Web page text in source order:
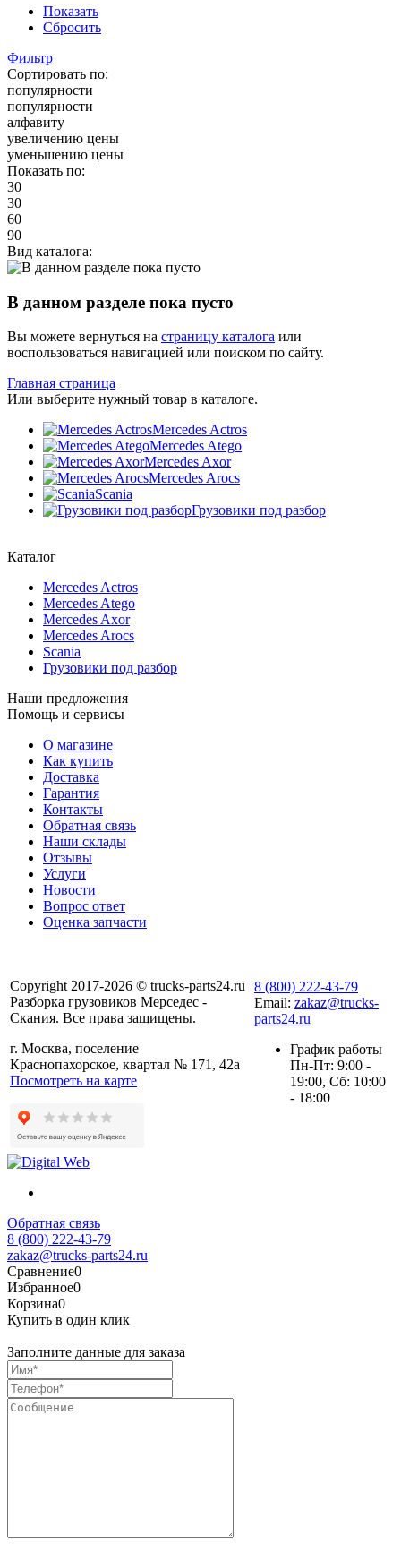
Показать
Сбросить
Фильтр
Сортировать по:
популярности
популярности
алфавиту
увеличению цены
уменьшению цены
Показать по:
30
30
60
90
Вид каталога:
В данном разделе пока пусто
Вы можете вернуться на страницу каталога или
воспользоваться навигацией или поиском по сайту.
Главная страница
Или выберите нужный товар в каталоге.
Mercedes Actros
Mercedes Atego
Mercedes Axor
Mercedes Arocs
Scania
Грузовики под разбор
Каталог
Mercedes Actros
Mercedes Atego
Mercedes Axor
Mercedes Arocs
Scania
Грузовики под разбор
Наши предложения
Помощь и сервисы
О магазине
Как купить
Доставка
Гарантия
Контакты
Обратная связь
Наши склады
Отзывы
Услуги
Новости
Вопрос ответ
Оценка запчасти
Copyright 2017-2026 © trucks-parts24.ru
Разборка грузовиков Мерседес -
Скания. Все права защищены.
г. Москва, поселение
Краснопахорское, квартал № 171, 42а
Посмотреть на карте
8 (800) 222-43-79
Email: zakaz@trucks-
parts24.ru
График работы
Пн-Пт: 9:00 -
19:00, Сб: 10:00
- 18:00
Обратная связь
8 (800) 222-43-79
zakaz@trucks-parts24.ru
Сравнение0
Избранное0
Корзина0
Купить в один клик
Заполните данные для заказа